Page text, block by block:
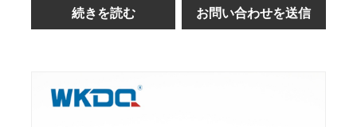
続きを読む お問い合わせを送信